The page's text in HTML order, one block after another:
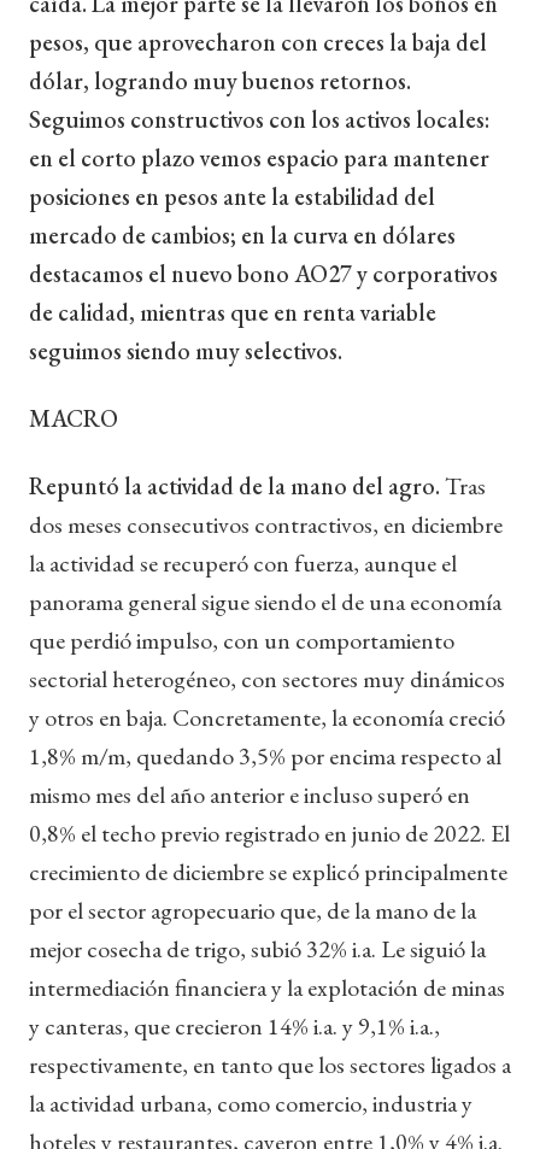
pesos, que aprovecharon con creces la baja del
dólar, logrando muy buenos retornos.
Seguimos constructivos con los activos locales:
en el corto plazo vemos espacio para mantener
posiciones en pesos ante la estabilidad del
mercado de cambios; en la curva en dólares
destacamos el nuevo bono AO27 y corporativos
de calidad, mientras que en renta variable
seguimos siendo muy selectivos.
MACRO
Repuntó la actividad de la mano del agro.Tras
dos meses consecutivos contractivos, en diciembre
la actividad se recuperó con fuerza, aunque el
panorama general sigue siendo el de una economía
que perdió impulso, con un comportamiento
sectorial heterogéneo, con sectores muy dinámicos
y otros en baja. Concretamente, la economía creció
1,8% m/m, quedando 3,5% por encima respecto al
mismo mes del año anterior e incluso superó en
0,8% el techo previo registrado en junio de 2022. El
crecimiento de diciembre se explicó principalmente
por el sector agropecuario que, de la mano de la
mejor cosecha de trigo, subió 32% i.a. Le siguió la
intermediación financiera y la explotación de minas
y canteras, que crecieron 14% i.a. y 9,1% i.a.,
respectivamente, en tanto que los sectores ligados a
la actividad urbana, como comercio, industria y
hoteles y restaurantes, cayeron entre 1,0% y 4% i.a.